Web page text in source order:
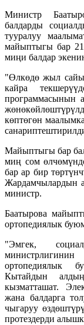
Министр
балдарды
тууралуу
майыптыгы бар
миңи балдар
"Өлкөдө жыл
кайра
программасынын
көптөгөн
Майыптыгы бар
миң сом
бар ар бир
Жардамчылардын
министр.
Баатырова
ортопедиялык
"Эмгек,
министрлигинин
ортопедиялык
Кытайдын
кызматташат.
жана балдарга
чыгаруу
протездерди